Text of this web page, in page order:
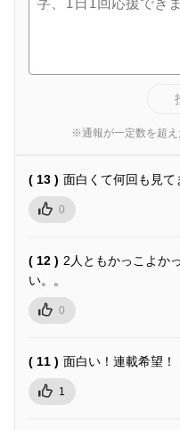
※通報が一定数を超え
( 13 ) 面白くて何回も見て
0
( 12 ) 2人ともかっこよか
い。。
0
( 11 ) 面白い！連載希望！
1